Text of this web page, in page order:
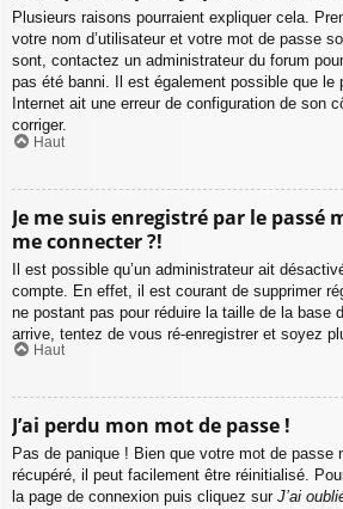
Plusieurs raisons pourraient expliquer cela.
votre nom d’utilisateur et votre mot de passe
sont, contactez un administrateur du forum
pas été banni. Il est également possible que le
Internet ait une erreur de configuration de son
corriger.
Haut
Je me suis enregistré par le passé
me connecter ?!
Il est possible qu’un administrateur ait
compte. En effet, il est courant de supprimer
ne postant pas pour réduire la taille de la base
arrive, tentez de vous ré-enregistrer et soyez
Haut
J’ai perdu mon mot de passe !
Pas de panique ! Bien que votre mot de passe
récupéré, il peut facilement être réinitialisé.
la page de connexion puis cliquez sur J’ai